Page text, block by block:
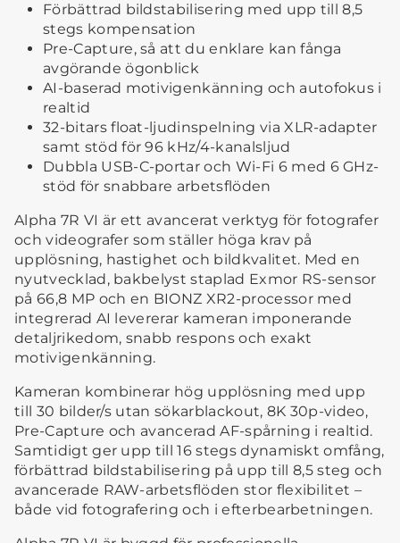
Förbättrad bildstabilisering med upp till 8,5
stegs kompensation
Pre-Capture, så att du enklare kan fånga
avgörande ögonblick
AI-baserad motivigenkänning och autofokus i
realtid
32-bitars float-ljudinspelning via XLR-adapter
samt stöd för 96 kHz/4-kanalsljud
Dubbla USB-C-portar och Wi-Fi 6 med 6 GHz-
stöd för snabbare arbetsflöden
Alpha 7R VI är ett avancerat verktyg för fotografer
och videografer som ställer höga krav på
upplösning, hastighet och bildkvalitet. Med en
nyutvecklad, bakbelyst staplad Exmor RS-sensor
på 66,8 MP och en BIONZ XR2-processor med
integrerad AI levererar kameran imponerande
detaljrikedom, snabb respons och exakt
motivigenkänning.
Kameran kombinerar hög upplösning med upp
till 30 bilder/s utan sökarblackout, 8K 30p-video,
Pre-Capture och avancerad AF-spårning i realtid.
Samtidigt ger upp till 16 stegs dynamiskt omfång,
förbättrad bildstabilisering på upp till 8,5 steg och
avancerade RAW-arbetsflöden stor flexibilitet –
både vid fotografering och i efterbearbetningen.